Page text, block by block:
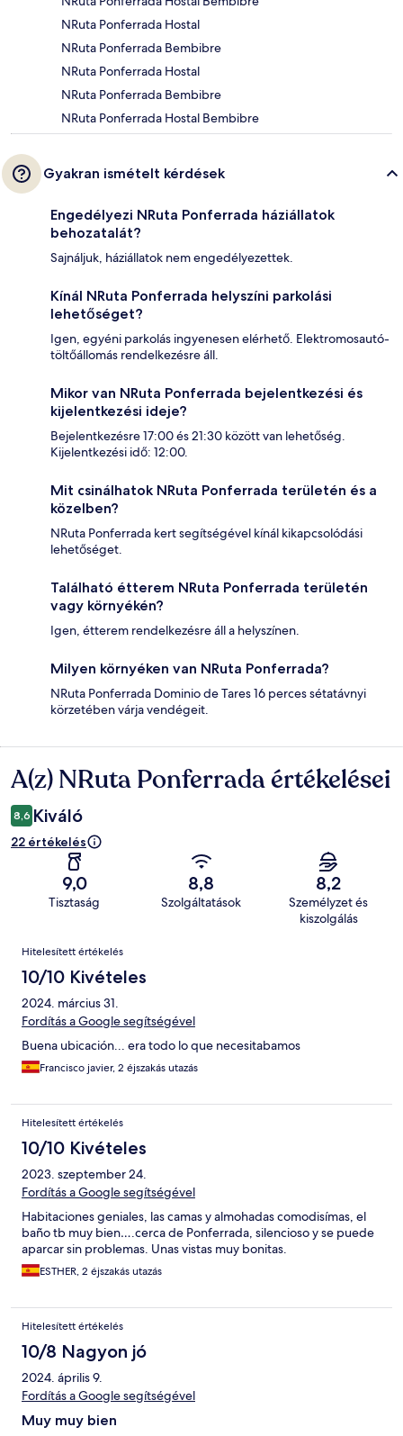
NRuta Ponferrada Hostal
NRuta Ponferrada Bembibre
NRuta Ponferrada Hostal
NRuta Ponferrada Bembibre
NRuta Ponferrada Hostal Bembibre
Gyakran ismételt kérdések
Engedélyezi NRuta Ponferrada háziállatok
behozatalát?
Sajnáljuk, háziállatok nem engedélyezettek.
Kínál NRuta Ponferrada helyszíni parkolási
lehetőséget?
Igen, egyéni parkolás ingyenesen elérhető. Elektromosautó-
töltőállomás rendelkezésre áll.
Mikor van NRuta Ponferrada bejelentkezési és
kijelentkezési ideje?
Bejelentkezésre 17:00 és 21:30 között van lehetőség.
Kijelentkezési idő: 12:00.
Mit csinálhatok NRuta Ponferrada területén és a
közelben?
NRuta Ponferrada kert segítségével kínál kikapcsolódási
lehetőséget.
Található étterem NRuta Ponferrada területén
vagy környékén?
Igen, étterem rendelkezésre áll a helyszínen.
Milyen környéken van NRuta Ponferrada?
NRuta Ponferrada Dominio de Tares 16 perces sétatávnyi
körzetében várja vendégeit.
Értékelések
A(z) NRuta Ponferrada értékelései
8,6 Kiváló
22 értékelés
9,0
Tisztaság
8,8
Szolgáltatások
8,2
Személyzet és
kiszolgálás
Értékelések
Hitelesített értékelés
10/10 Kivételes
2024. március 31.
Fordítás a Google segítségével
Buena ubicación... era todo lo que necesitabamos
Francisco javier, 2 éjszakás utazás
Hitelesített értékelés
10/10 Kivételes
2023. szeptember 24.
Fordítás a Google segítségével
Habitaciones geniales, las camas y almohadas comodisímas, el
baño tb muy bien….cerca de Ponferrada, silencioso y se puede
aparcar sin problemas. Unas vistas muy bonitas.
ESTHER, 2 éjszakás utazás
Hitelesített értékelés
10/8 Nagyon jó
2024. április 9.
Fordítás a Google segítségével
Muy muy bien